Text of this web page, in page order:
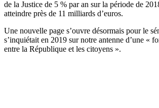
de la Justice de 5 % par an sur la période de
atteindre près de 11 milliards d’euros.
Une nouvelle page s’ouvre désormais pour le
s’inquiétait en 2019 sur notre antenne d’une «
entre la République et les citoyens ».